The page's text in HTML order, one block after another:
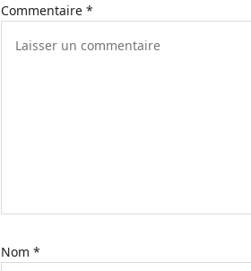
a
e
Commentaire *
Nom *